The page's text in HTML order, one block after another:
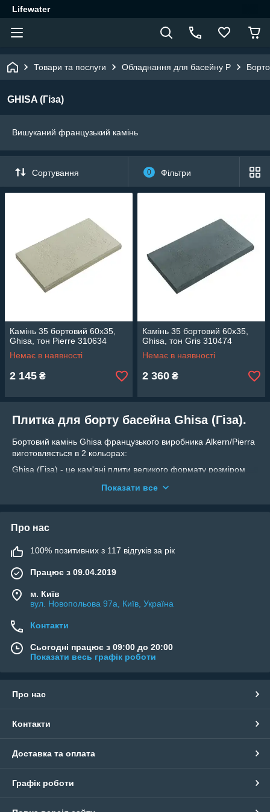
Lifewater
Товари та послуги Обладнання для басейну P
GHISA (Гіза)
Вишуканий французький камінь
Сортування 0 Фільтри
Камінь 35 бортовий 60х35,
Ghisa, тон Pierre 310634
Немає в наявності
2 145 ₴
Камінь 35 бортовий 60х35,
Ghisa, тон Gris 310474
Немає в наявності
2 360 ₴
Плитка для борту басейна Ghisa (Гіза).
Бортовий камінь Ghisa французького виробника Alkern/Pierra
виготовляється в 2 кольорах:
Ghisa (Гіза) - це кам'яні плити великого формату розміром
баланс інтер'єру. Для облицювання пляжної зони басейна
Це надійний та довговічний матеріал, який:
Європейську якість та відповідність підтверджує
наявність сертифікату NF.
морозостійки характеристики;
не слизький при намоканні;
не нагрівається на сонці.
Показати все
Про нас
100% позитивних з 117 відгуків за рік
Працює з 09.04.2019
м. Київ
вул. Новопольова 97а, Київ, Україна
Контакти
Сьогодні працює з 09:00 до 20:00
Показати весь графік роботи
Про нас
Контакти
Доставка та оплата
Графік роботи